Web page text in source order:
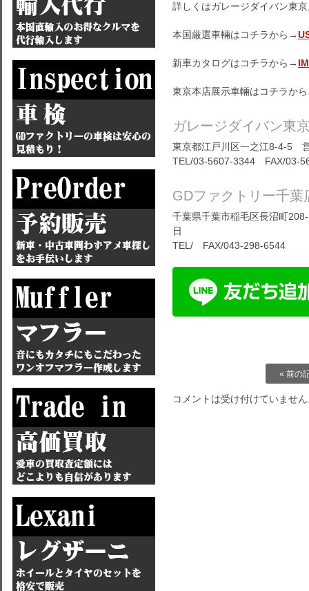
詳しくはガレージダイバン東
本国厳選車輛はコチラから→
新車カタログはコチラから→
東京本店展示車輛はコチラか
ガレージダイバン東
東京都江戸川区一之江8-4-5
TEL/03-5607-3344 FAX/03-
GDファクトリー千葉
千葉県千葉市稲毛区長沼町
日
TEL/ FAX/043-298-6544
« 前の
コメントは受け付けていませ